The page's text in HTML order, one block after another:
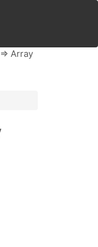
Array